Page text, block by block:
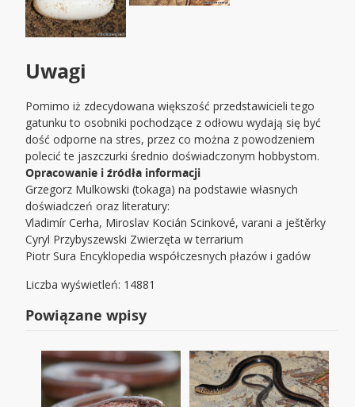
Uwagi
Pomimo iż zdecydowana większość przedstawicieli tego
gatunku to osobniki pochodzące z odłowu wydają się być
dość odporne na stres, przez co można z powodzeniem
polecić te jaszczurki średnio doświadczonym hobbystom.
Opracowanie i źródła informacji
Grzegorz Mulkowski (tokaga) na podstawie własnych
doświadczeń oraz literatury:
Vladimír Cerha, Miroslav Kocián Scinkové, varani a ještěrky
Cyryl Przybyszewski Zwierzęta w terrarium
Piotr Sura Encyklopedia współczesnych płazów i gadów
Liczba wyświetleń: 14881
Powiązane wpisy